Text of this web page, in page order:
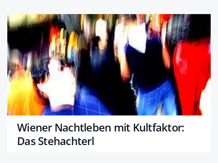
Wiener Nachtleben mit Kultfaktor:
Das Stehachterl